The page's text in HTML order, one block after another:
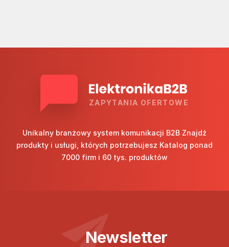
ZAPYTANIA OFERTOWE
Unikalny branżowy system komunikacji B2B Znajdź
produkty i usługi, których potrzebujesz Katalog ponad
7000 firm i 60 tys. produktów
Newsletter